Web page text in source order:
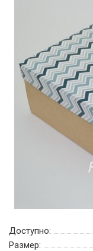
Доступно:
Размер: